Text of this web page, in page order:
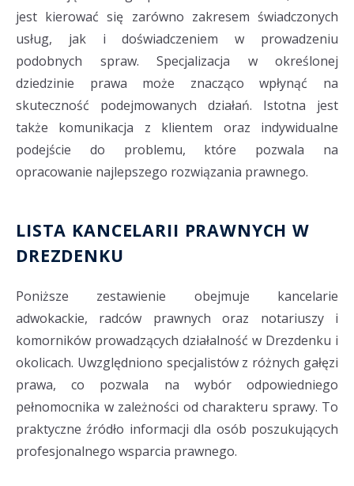
jest kierować się zarówno zakresem świadczonych
usług, jak i doświadczeniem w prowadzeniu
podobnych spraw. Specjalizacja w określonej
dziedzinie prawa może znacząco wpłynąć na
skuteczność podejmowanych działań. Istotna jest
także komunikacja z klientem oraz indywidualne
podejście do problemu, które pozwala na
opracowanie najlepszego rozwiązania prawnego.
LISTA KANCELARII PRAWNYCH W
DREZDENKU
Poniższe zestawienie obejmuje kancelarie
adwokackie, radców prawnych oraz notariuszy i
komorników prowadzących działalność w Drezdenku i
okolicach. Uwzględniono specjalistów z różnych gałęzi
prawa, co pozwala na wybór odpowiedniego
pełnomocnika w zależności od charakteru sprawy. To
praktyczne źródło informacji dla osób poszukujących
profesjonalnego wsparcia prawnego.